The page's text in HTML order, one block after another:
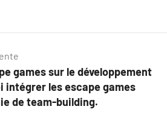
games sur le développement
intégrer les escape games
de team-building.